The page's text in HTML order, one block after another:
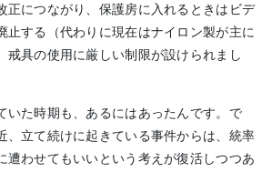
正につながり、保護房に入れるときはビデ
止する（代わりに現在はナイロン製が主に
戒具の使用に厳しい制限が設けられまし
いた時期も、あるにはあったんです。で
、立て続けに起きている事件からは、統率
遭わせてもいいという考えが復活しつつあ